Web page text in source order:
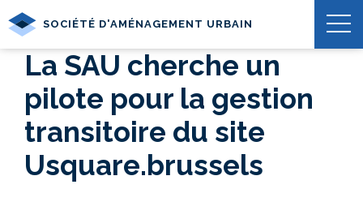
SOCIÉTÉ D'AMÉNAGEMENT URBAIN
La SAU cherche un
pilote pour la gestion
transitoire du site
Usquare.brussels